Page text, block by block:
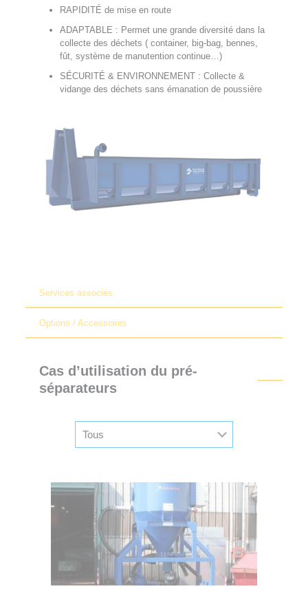
RAPIDITÉ de mise en route
ADAPTABLE : Permet une grande diversité dans la
collecte des déchets ( container, big-bag, bennes,
fût, système de manutention continue…)
SÉCURITÉ & ENVIRONNEMENT : Collecte &
vidange des déchets sans émanation de poussière
Services associés
Options / Accessoires
Cas d’utilisation du pré-
séparateurs